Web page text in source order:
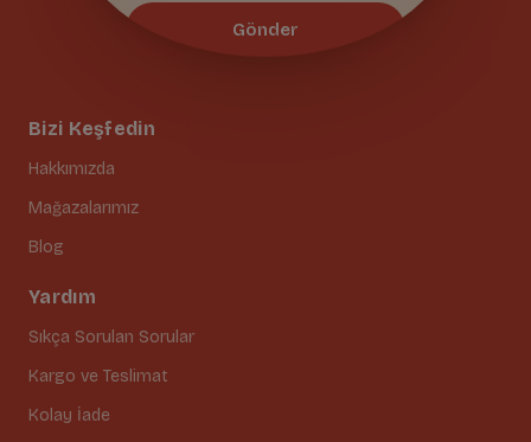
Bizi Keşfedin
Hakkımızda
Mağazalarımız
Blog
Yardım
Sıkça Sorulan Sorular
Kargo ve Teslimat
Kolay İade
Gönder